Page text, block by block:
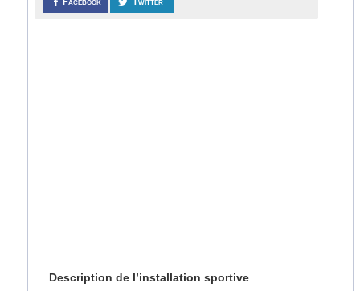
Description de l’installation sportive